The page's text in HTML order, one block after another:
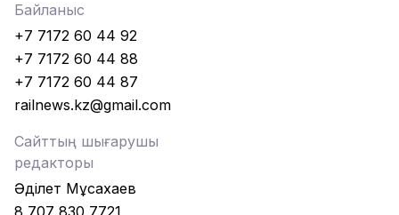
Байланыс
+7 7172 60 44 92
+7 7172 60 44 88
+7 7172 60 44 87
railnews.kz@gmail.com
Сайттың шығарушы
редакторы
Әділет Мұсахаев
8 707 830 7721